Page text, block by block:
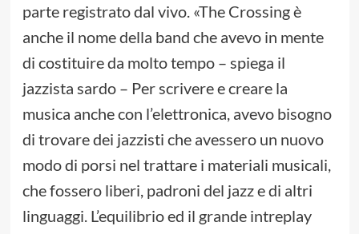
parte registrato dal vivo. «The Crossing è
anche il nome della band che avevo in mente
di costituire da molto tempo – spiega il
jazzista sardo – Per scrivere e creare la
musica anche con l’elettronica, avevo bisogno
di trovare dei jazzisti che avessero un nuovo
modo di porsi nel trattare i materiali musicali,
che fossero liberi, padroni del jazz e di altri
linguaggi. L’equilibrio ed il grande intreplay